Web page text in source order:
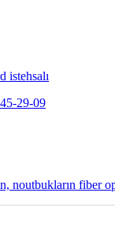
istehsalı
29-09
fiber